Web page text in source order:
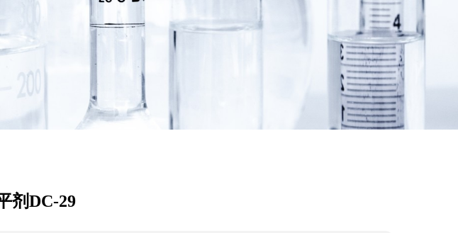
剂DC-29